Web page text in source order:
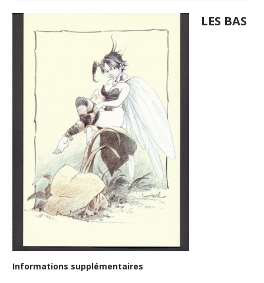
LES BAS
Informations supplémentaires